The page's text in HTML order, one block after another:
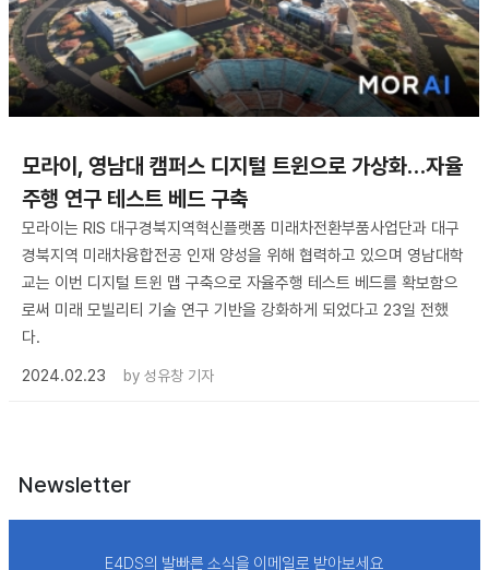
모라이, 영남대 캠퍼스 디지털 트윈으로 가상화…자율
주행 연구 테스트 베드 구축
모라이는 RIS 대구경북지역혁신플랫폼 미래차전환부품사업단과 대구
경북지역 미래차융합전공 인재 양성을 위해 협력하고 있으며 영남대학
교는 이번 디지털 트윈 맵 구축으로 자율주행 테스트 베드를 확보함으
로써 미래 모빌리티 기술 연구 기반을 강화하게 되었다고 23일 전했
다.
2024.02.23
by 성유창 기자
Newsletter
E4DS의 발빠른 소식을 이메일로 받아보세요